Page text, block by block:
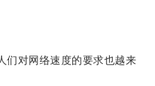
对网络速度的要求也越来